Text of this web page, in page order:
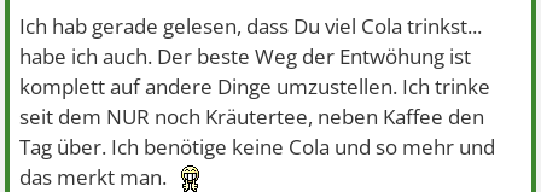
Ich glaube 30 Kilo ist auf jeden Fall machbar mit einem
guten Programm aus sport und gesunder Ernährung
Ggf. Kann man immer mit einem Arzt reden der noch
den einen oder anderen Tipp hat.
Du schaffst das
Ich hab gerade gelesen, dass Du viel Cola trinkst...
habe ich auch. Der beste Weg der Entwöhung ist
komplett auf andere Dinge umzustellen. Ich trinke
seit dem NUR noch Kräutertee, neben Kaffee den
Tag über. Ich benötige keine Cola und so mehr und
das merkt man.